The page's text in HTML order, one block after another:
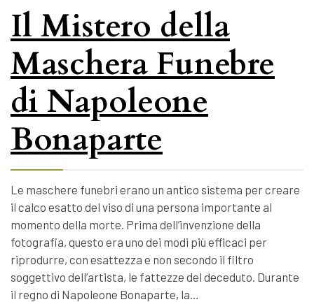
Il Mistero della
Maschera Funebre
di Napoleone
Bonaparte
Le maschere funebri erano un antico sistema per creare
il calco esatto del viso di una persona importante al
momento della morte. Prima dell’invenzione della
fotografia, questo era uno dei modi più efficaci per
riprodurre, con esattezza e non secondo il filtro
soggettivo dell’artista, le fattezze del deceduto. Durante
il regno di Napoleone Bonaparte, la…